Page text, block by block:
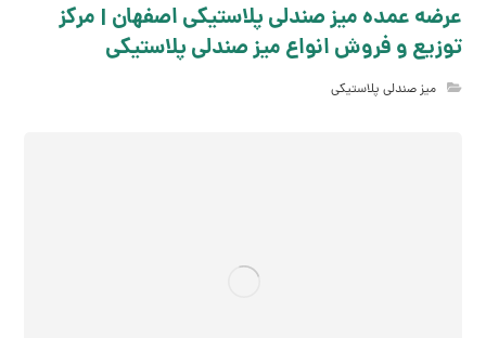
عرضه عمده میز صندلی پلاستیکی اصفهان | مرکز
توزیع و فروش انواع میز صندلی پلاستیکی
میز صندلی پلاستیکی